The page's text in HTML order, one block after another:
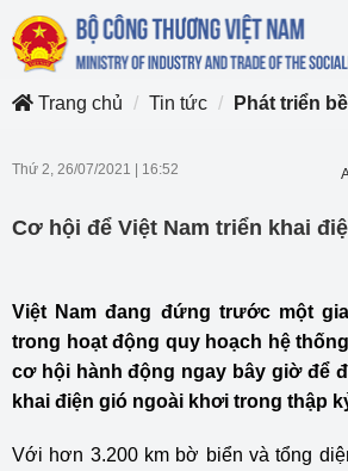
Trang chủ
Tin tức Phát triển
Thứ 2, 26/07/2021 16:52
Cơ hội để Việt Nam triển khai
Việt Nam đang đứng trước một
trong hoạt động quy hoạch hệ
cơ hội hành động ngay bây giờ để
khai điện gió ngoài khơi trong thập
Với hơn 3.200 km bờ biển và tổng